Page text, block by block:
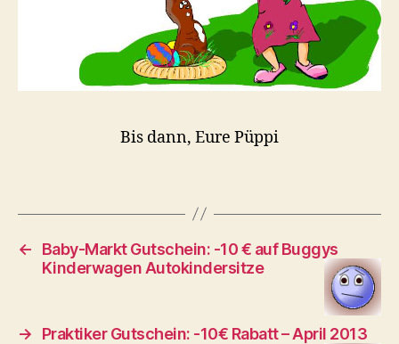
Bis dann, Eure Püppi
←
Baby-Markt Gutschein: -10 € auf Buggys
Kinderwagen Autokindersitze
→ Praktiker Gutschein: -10€ Rabatt – April 2013